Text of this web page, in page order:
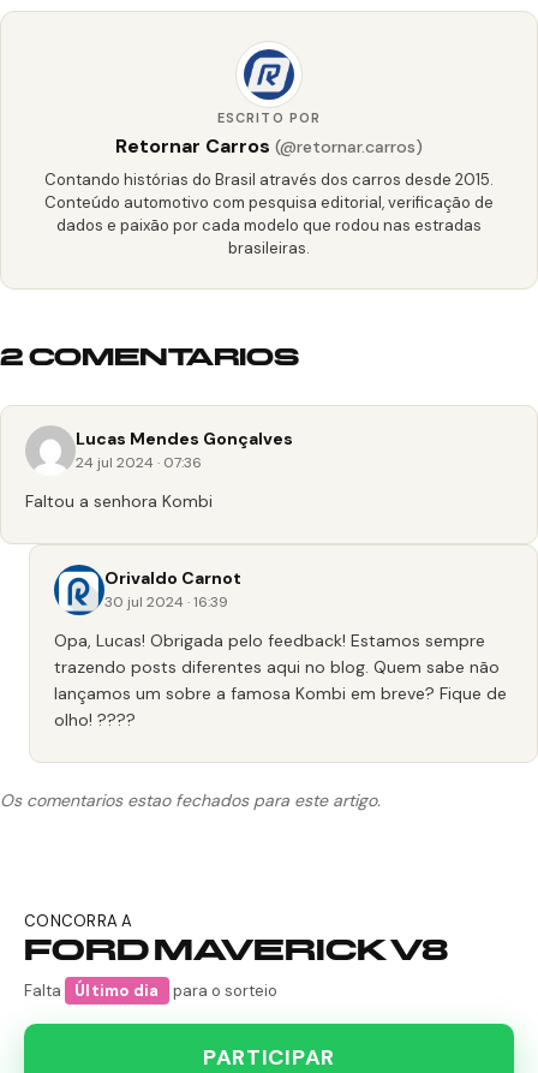
ESCRITO POR
Retornar Carros (@retornar.carros)
Contando histórias do Brasil através dos carros desde 2015.
Conteúdo automotivo com pesquisa editorial, verificação de
dados e paixão por cada modelo que rodou nas estradas
brasileiras.
2 COMENTARIOS
Lucas Mendes Gonçalves
24 jul 2024 · 07:36
Faltou a senhora Kombi
Orivaldo Carnot
30 jul 2024 · 16:39
Opa, Lucas! Obrigada pelo feedback! Estamos sempre
trazendo posts diferentes aqui no blog. Quem sabe não
lançamos um sobre a famosa Kombi em breve? Fique de
olho! ????
Os comentarios estao fechados para este artigo.
CONCORRA A
FORD MAVERICK V8
Falta Último dia para o sorteio
PARTICIPAR